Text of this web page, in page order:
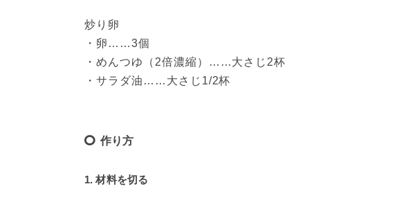
炒り卵
・卵……3個
・めんつゆ（2倍濃縮）……大さじ2杯
・サラダ油……大さじ1/2杯
作り方
1. 材料を切る